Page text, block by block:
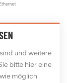
und weitere
bitte hier eine
möglich